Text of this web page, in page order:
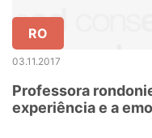
RO
03.11.2017
Professora
experiência e a